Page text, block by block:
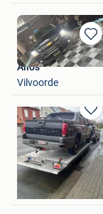
in
Alios
Vilvoorde
in
Mijn
Devos
Ieper